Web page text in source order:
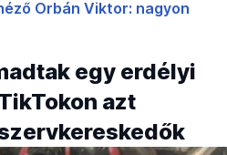
Orbán Viktor: nagyon
egy erdélyi
azt